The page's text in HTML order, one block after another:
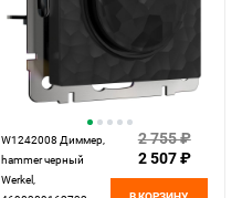
W1242008 Диммер,
hammer черный
Werkel,
2 755 ₽
2 507 ₽